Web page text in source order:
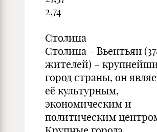
2,74
Столица
Столица - Вьентьян
жителей) –
город страны, он
её культурным,
экономическим и
политическим